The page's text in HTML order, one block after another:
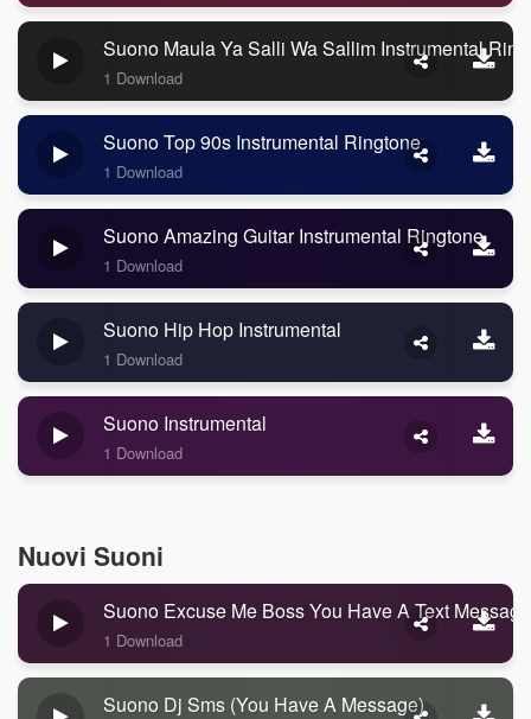
Suono Maula Ya Salli Wa Sallim Instrumental
1 Download
Suono Top 90s Instrumental Ringtone
1 Download
Suono Amazing Guitar Instrumental Ringtone
1 Download
Suono Hip Hop Instrumental
1 Download
Suono Instrumental
1 Download
Nuovi Suoni
Suono Excuse Me Boss You Have A Text Message
1 Download
Suono Dj Sms (you Have A Message)